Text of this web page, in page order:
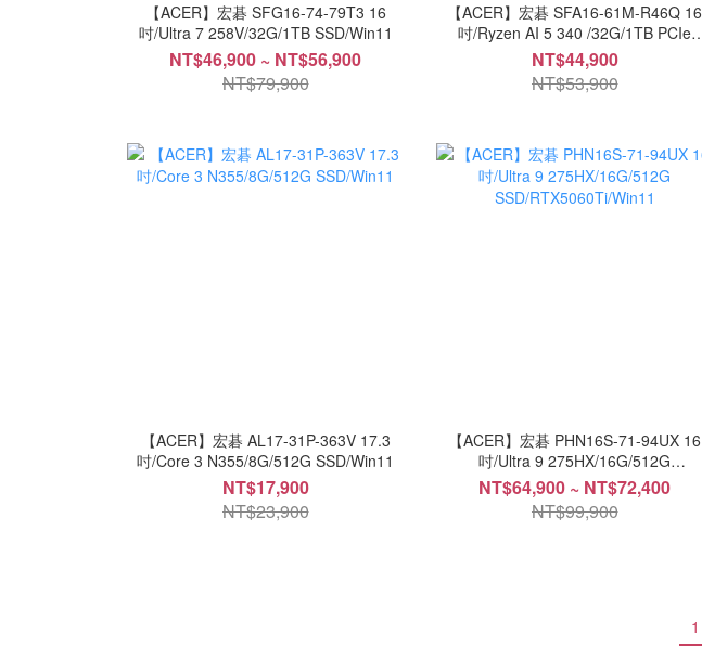
【ACER】宏碁 SFG16-74-79T3 16
吋/Ultra 7 258V/32G/1TB SSD/Win11
NT$46,900 ~ NT$56,900
NT$79,900
【ACER】宏碁 SFA16-61M-R46Q 16
吋/Ryzen AI 5 340 /32G/1TB PCIe
SSD/Win11
NT$44,900
NT$53,900
【ACER】宏碁 AL17-31P-363V 17.3
吋/Core 3 N355/8G/512G SSD/Win11
NT$17,900
NT$23,900
【ACER】宏碁 PHN16S-71-94UX 16
吋/Ultra 9 275HX/16G/512G
SSD/RTX5060Ti/Win11
NT$64,900 ~ NT$72,400
NT$99,900
1